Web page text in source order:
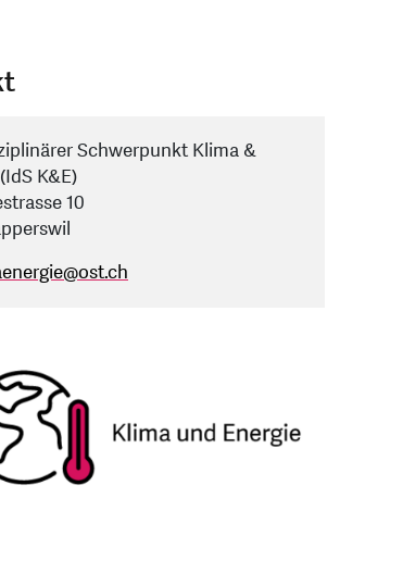
Schwerpunkt Klima &
K&E)
10
@ost.ch